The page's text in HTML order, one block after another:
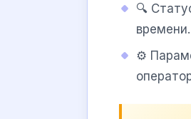
🔍
времени.
⚙️